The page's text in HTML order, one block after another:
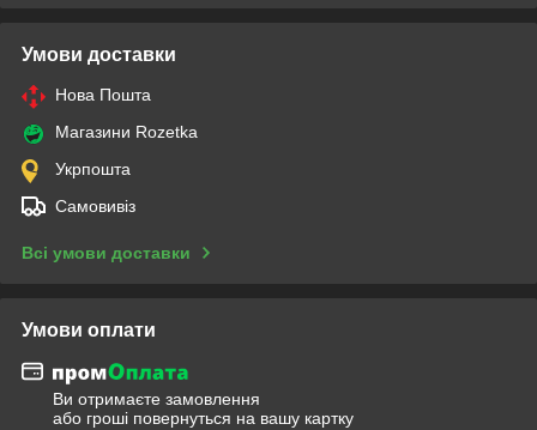
Умови доставки
Нова Пошта
Магазини Rozetka
Укрпошта
Самовивіз
Всі умови доставки
Умови оплати
Ви отримаєте замовлення
або гроші повернуться на вашу картку